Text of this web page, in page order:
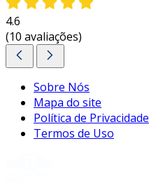
4.6
(10 avaliações)
Sobre Nós
Mapa do site
Política de Privacidade
Termos de Uso